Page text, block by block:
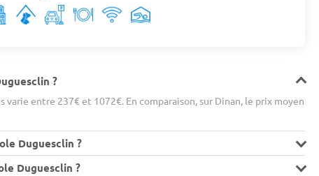
?
entre 237€ et 1072€. En comparaison, sur Dinan, le prix moyen
Duguesclin ?
Duguesclin ?